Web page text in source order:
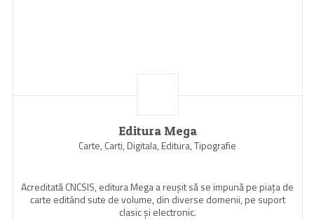
Editura Mega
Carte, Carti, Digitala, Editura, Tipografie
Acreditată CNCSIS, editura Mega a reuşit să se impună pe piaţa de
carte editând sute de volume, din diverse domenii, pe suport
clasic şi electronic.